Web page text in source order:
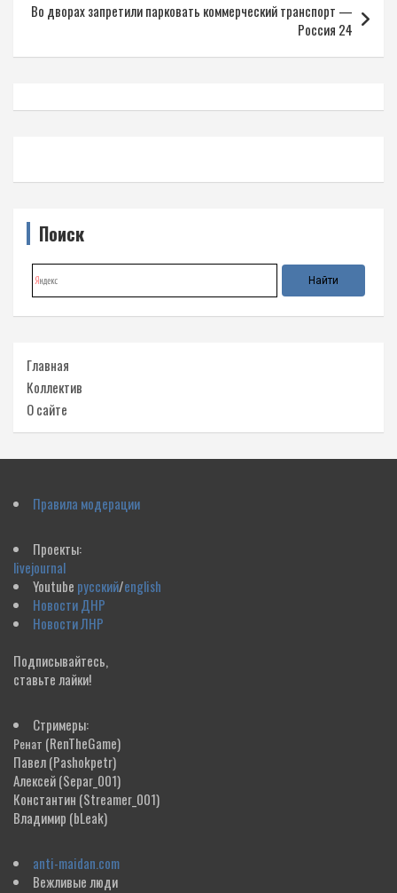
Во дворах запретили парковать коммерческий транспорт —
Россия 24
Поиск
Главная
Коллектив
О сайте
Правила модерации
Проекты:
livejournal
Youtube русский/english
Новости ДНР
Новости ЛНР
Подписывайтесь,
ставьте лайки!
Стримеры:
Ренат (RenTheGame)
Павел(Pashokpetr)
Алексей(Separ_001)
Константин (Streamer_001)
Владимир (bLeak)
anti-maidan.com
Вежливые люди